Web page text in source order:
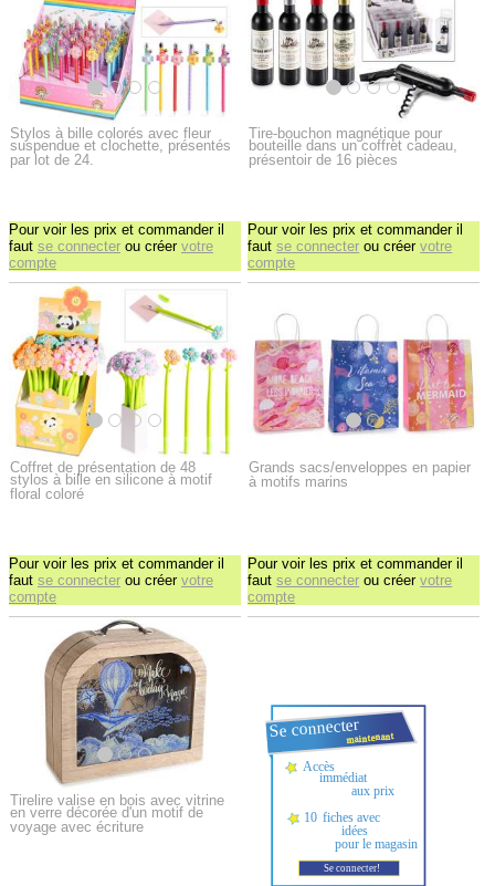
Stylos à bille colorés avec fleur
suspendue et clochette, présentés
par lot de 24.
Pour voir les prix et commander il
faut se connecter ou créer votre
compte
Tire-bouchon magnétique pour
bouteille dans un coffret cadeau,
présentoir de 16 pièces
Pour voir les prix et commander il
fautse connecter ou créervotre
compte
Coffret de présentation de 48
stylos à bille en silicone à motif
floral coloré
Pour voir les prix et commander il
faut se connecter ou créer votre
compte
Grands sacs/enveloppes en papier
à motifs marins
Pour voir les prix et commander il
fautse connecter ou créervotre
compte
Tirelire valise en bois avec vitrine
en verre décorée d'un motif de
voyage avec écriture